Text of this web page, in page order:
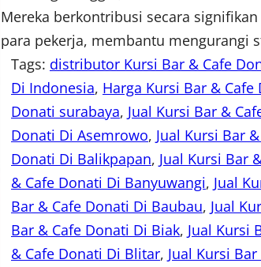
Mereka berkontribusi secara
para pekerja, membantu mengurangi
Tags: distributor Kursi Bar & Cafe
Di Indonesia, Harga Kursi Bar &
Donati surabaya, Jual Kursi Bar &
Donati Di Asemrowo, Jual Kursi Bar
Donati Di Balikpapan, Jual Kursi Bar
& Cafe Donati Di Banyuwangi, Jual
Bar & Cafe Donati Di Baubau, Jual
Bar & Cafe Donati Di Biak, Jual Kursi
& Cafe Donati Di Blitar, Jual Kursi